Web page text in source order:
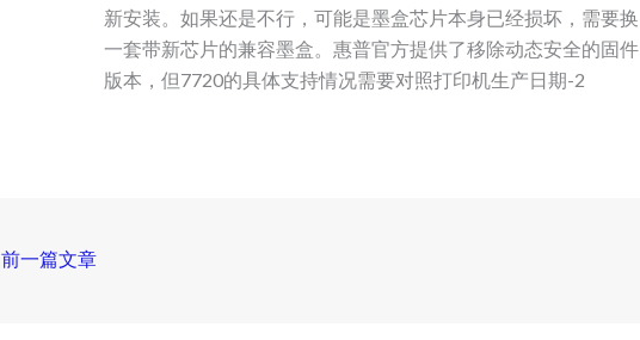
新安装。如果还是不行，可能是墨盒芯片本身已经损坏，需要换
一套带新芯片的兼容墨盒。惠普官方提供了移除动态安全的固件
版本，但7720的具体支持情况需要对照打印机生产日期-2
前一篇文章